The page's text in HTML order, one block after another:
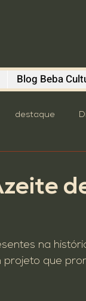
Blog Beba
destaque
Franquia
na
projeto que